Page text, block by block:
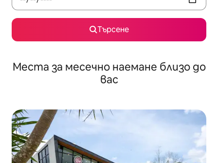
Търсене
Места за месечно наемане близо до
вас